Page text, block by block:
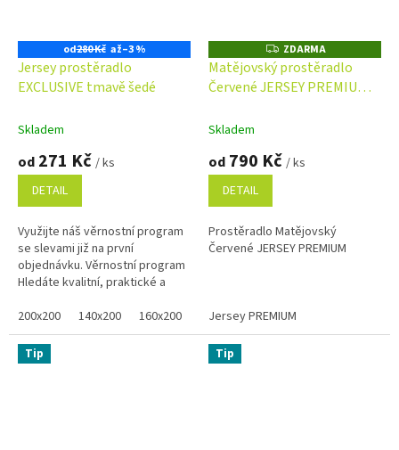
od280 Kč až–3 %
Jersey prostěradlo
EXCLUSIVE tmavě šedé
Skladem
od 271 Kč / ks
DETAIL
Využijte náš věrnostní program
se slevami již na první
objednávku. Věrnostní program
Hledáte kvalitní, praktické a
postel? Šedé prostěradlo...
200x200 140x200 160x200 80x200 100x200
Z
D
A
R
ZDARMA
Matějovský prostěradlo
Červené JERSEY PREMIUM
Skladem
od 790 Kč / ks
DETAIL
Prostěradlo Matějovský
Červené JERSEY PREMIUM
Jersey PREMIUM
Tip Tip